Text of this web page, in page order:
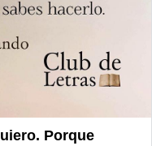
Porque